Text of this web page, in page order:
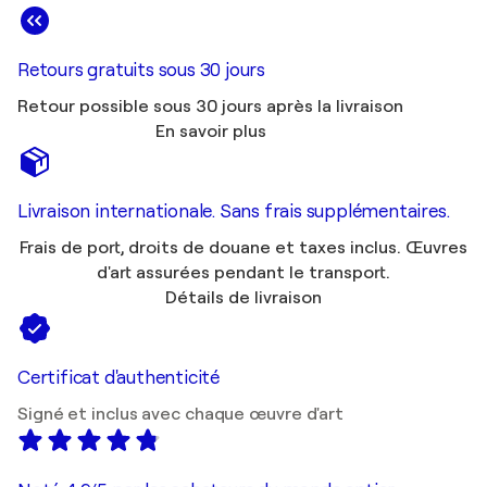
Retours gratuits sous 30 jours
Retour possible sous 30 jours après la livraison
En savoir plus
Livraison internationale. Sans frais supplémentaires.
Frais de port, droits de douane et taxes inclus. Œuvres
d'art assurées pendant le transport.
Détails de livraison
Certificat d'authenticité
Signé et inclus avec chaque œuvre d'art